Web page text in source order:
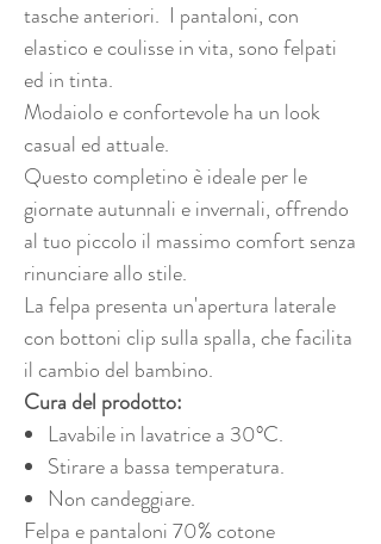
tasche anteriori. I pantaloni, con
elastico e coulisse in vita, sono felpati
ed in tinta.
Modaiolo e confortevole ha un look
casual ed attuale.
Questo completino è ideale per le
giornate autunnali e invernali, offrendo
al tuo piccolo il massimo comfort senza
rinunciare allo stile.
La felpa presenta un'apertura laterale
con bottoni clip sulla spalla, che facilita
il cambio del bambino.
Cura del prodotto:
Lavabile in lavatrice a 30°C.
Stirare a bassa temperatura.
Non candeggiare.
Felpa e pantaloni 70% cotone